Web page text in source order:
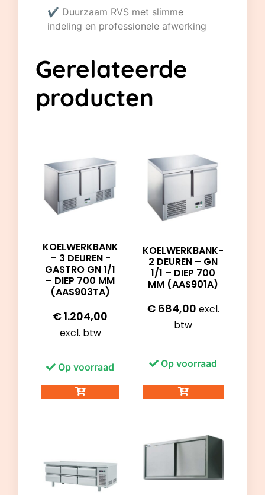
✔ Duurzaam RVS met slimme
indeling en professionele afwerking
Gerelateerde
producten
KOELWERKBANK
– 3 DEUREN -
GASTRO GN 1/1
– DIEP 700 MM
(AAS903TA)
€1.204,00
excl. btw
Op voorraad
KOELWERKBANK-
2 DEUREN – GN
1/1 – DIEP 700
MM (AAS901A)
€ 684,00 excl.
btw
Op voorraad